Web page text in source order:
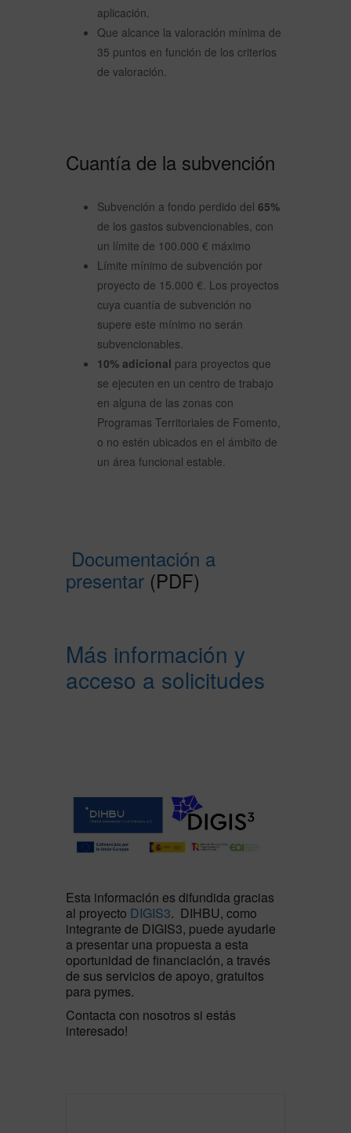
aplicación.
Que alcance la valoración mínima de
35 puntos en función de los criterios
de valoración.
Cuantía de la subvención
Subvención a fondo perdido del 65%
de los gastos subvencionables, con
un límite de 100.000 € máximo
Límite mínimo de subvención por
proyecto de 15.000 €. Los proyectos
cuya cuantía de subvención no
supere este mínimo no serán
subvencionables.
10% adicional para proyectos que
se ejecuten en un centro de trabajo
en alguna de las zonas con
Programas Territoriales de Fomento,
o no estén ubicados en el ámbito de
un área funcional estable.
Documentación a
presentar (PDF)
Más información y
acceso a solicitudes
Esta información es difundida gracias
al proyecto DIGIS3. DIHBU, como
integrante de DIGIS3, puede ayudarle
a presentar una propuesta a esta
oportunidad de financiación, a través
de sus servicios de apoyo, gratuitos
para pymes.
Contacta con nosotros si estás
interesado!